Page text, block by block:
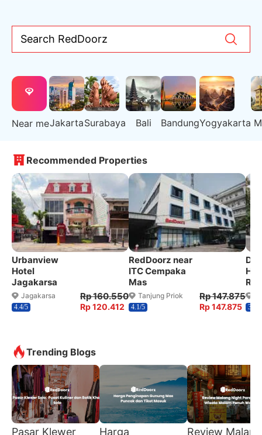
Search RedDoorz
Near meJakartaSurabaya Bali BandungYogyakarta
Recommended Properties
Urbanview
Hotel
Jagakarsa
Jagakarsa
4.4/5
Rp 160.550
Rp 120.412
RedDoorz near
ITC Cempaka
Mas
Tanjung Priok
4.1/5
Rp 147.875
Rp 147.875 3.6/5
Trending Blogs
Pasar Klewer Harga Review Malang